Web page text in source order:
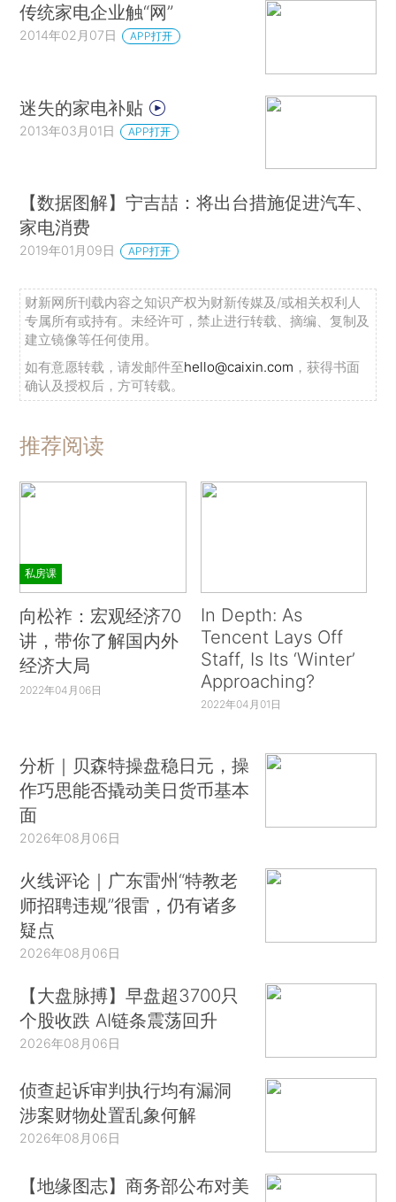
传统家电企业触“网”
2014年02月07日 APP打开
迷失的家电补贴
2013年03月01日 APP打开
【数据图解】宁吉喆：将出台措施促进汽车、
家电消费
2019年01月09日 APP打开
财新网所刊载内容之知识产权为财新传媒及/或相关权利人
专属所有或持有。未经许可，禁止进行转载、摘编、复制及
建立镜像等任何使用。
如有意愿转载，请发邮件至hello@caixin.com ，获得书面
确认及授权后，方可转载。
推荐阅读
私房课
向松祚：宏观经济70
讲，带你了解国内外
经济大局
2022年04月06日
In Depth: As
Tencent Lays Off
Staff, Is Its ‘Winter’
Approaching?
2022年04月01日
分析｜贝森特操盘稳日元，操
作巧思能否撬动美日货币基本
面
2026年08月06日
火线评论｜广东雷州“特教老
师招聘违规”很雷，仍有诸多
疑点
2026年08月06日
【大盘脉搏】早盘超3700只
个股收跌 AI链条震荡回升
2026年08月06日
侦查起诉审判执行均有漏洞
涉案财物处置乱象何解
2026年08月06日
【地缘图志】商务部公布对美